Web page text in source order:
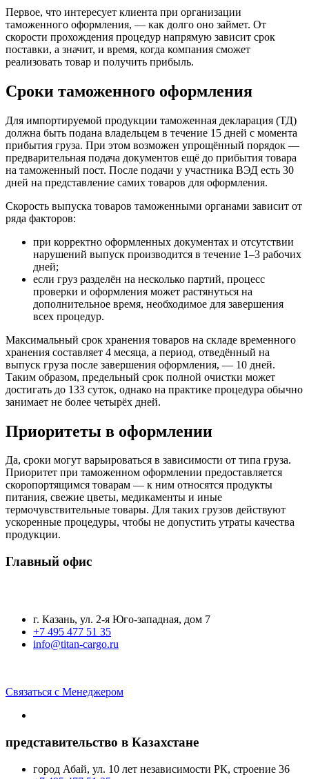
Первое, что интересует клиента при организации
таможенного оформления, — как долго оно займет. От
скорости прохождения процедур напрямую зависит срок
поставки, а значит, и время, когда компания сможет
реализовать товар и получить прибыль.
Сроки таможенного оформления
Для импортируемой продукции таможенная декларация (ТД)
должна быть подана владельцем в течение 15 дней с момента
прибытия груза. При этом возможен упрощённый порядок —
предварительная подача документов ещё до прибытия товара
на таможенный пост. После подачи у участника ВЭД есть 30
дней на представление самих товаров для оформления.
Скорость выпуска товаров таможенными органами зависит от
ряда факторов:
при корректно оформленных документах и отсутствии
нарушений выпуск производится в течение 1–3 рабочих
дней;
если груз разделён на несколько партий, процесс
проверки и оформления может растянуться на
дополнительное время, необходимое для завершения
всех процедур.
Максимальный срок хранения товаров на складе временного
хранения составляет 4 месяца, а период, отведённый на
выпуск груза после завершения оформления, — 10 дней.
Таким образом, предельный срок полной очистки может
достигать до 133 суток, однако на практике процедура обычно
занимает не более четырёх дней.
Приоритеты в оформлении
Да, сроки могут варьироваться в зависимости от типа груза.
Приоритет при таможенном оформлении предоставляется
скоропортящимся товарам — к ним относятся продукты
питания, свежие цветы, медикаменты и иные
термочувствительные товары. Для таких грузов действуют
ускоренные процедуры, чтобы не допустить утраты качества
продукции.
Главный офис
г. Казань, ул. 2-я Юго-западная, дом 7
+7 495 477 51 35
info@titan-cargo.ru
Связаться с Менеджером
представительство в Казахстане
город Абай, ул. 10 лет независимости РК, строение 36